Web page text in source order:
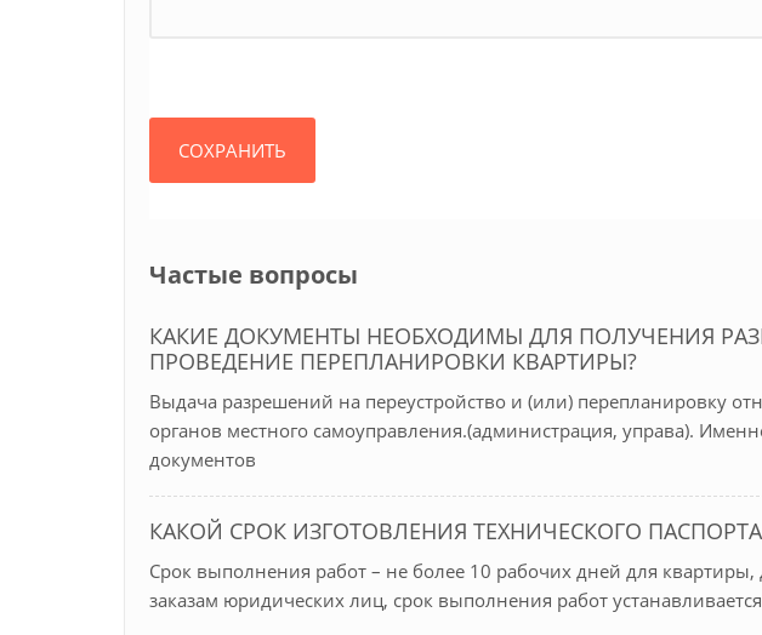
Частые вопросы
КАКИЕ ДОКУМЕНТЫ НЕОБХОДИМЫ ДЛЯ ПОЛУЧЕНИЯ
ПРОВЕДЕНИЕ ПЕРЕПЛАНИРОВКИ КВАРТИРЫ?
Выдача разрешений на переустройство и (или) перепланировку
органов местного самоуправления.(администрация, управа).
документов
КАКОЙ СРОК ИЗГОТОВЛЕНИЯ ТЕХНИЧЕСКОГО
Срок выполнения работ – не более 10 рабочих дней для
заказам юридических лиц, срок выполнения работ